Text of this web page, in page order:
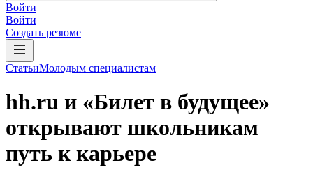
Войти
Войти
Создать резюме
СтатьиМолодым специалистам
hh.ru и «Билет в будущее»
открывают школьникам
путь к карьере